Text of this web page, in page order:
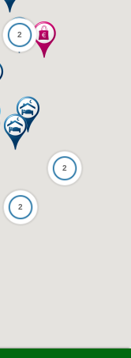
2
2
2